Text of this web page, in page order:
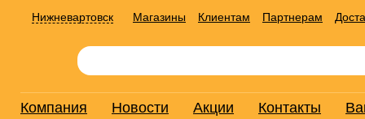
Нижневартовск Магазины Клиентам Партнерам
Компания Новости Акции Контакты